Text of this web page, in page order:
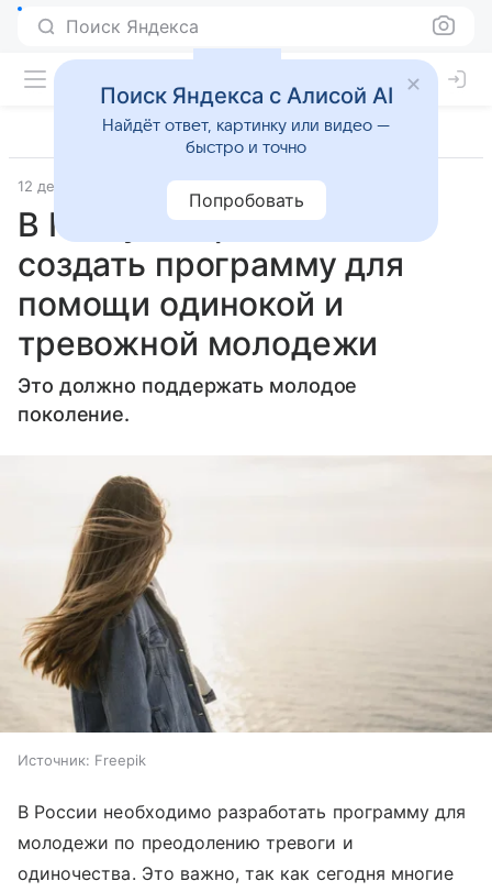
Поиск Яндекса
12 декабря 2024 Газета.Ru - новости
В Госдуме призвали
создать программу для
помощи одинокой и
тревожной молодежи
Это должно поддержать молодое
поколение.
Источник: Freepik
В России необходимо разработать программу для
молодежи по преодолению тревоги и
одиночества. Это важно, так как сегодня многие
Поиск Яндекса с Алисой AI
Найдёт ответ, картинку или видео —
быстро и точно
Попробовать